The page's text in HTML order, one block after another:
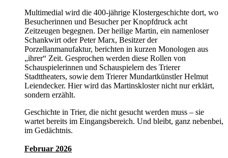
Multimedial wird die 400-jährige Klostergeschichte dort, wo
Besucherinnen und Besucher per Knopfdruck acht
Zeitzeugen begegnen. Der heilige Martin, ein namenloser
Schankwirt oder Peter Marx, Besitzer der
Porzellanmanufaktur, berichten in kurzen Monologen aus
„ihrer“ Zeit. Gesprochen werden diese Rollen von
Schauspielerinnen und Schauspielern des Trierer
Stadttheaters, sowie dem Trierer Mundartkünstler Helmut
Leiendecker. Hier wird das Martinskloster nicht nur erklärt,
sondern erzählt.
Geschichte in Trier, die nicht gesucht werden muss – sie
wartet bereits im Eingangsbereich. Und bleibt, ganz nebenbei,
im Gedächtnis.
Februar 2026